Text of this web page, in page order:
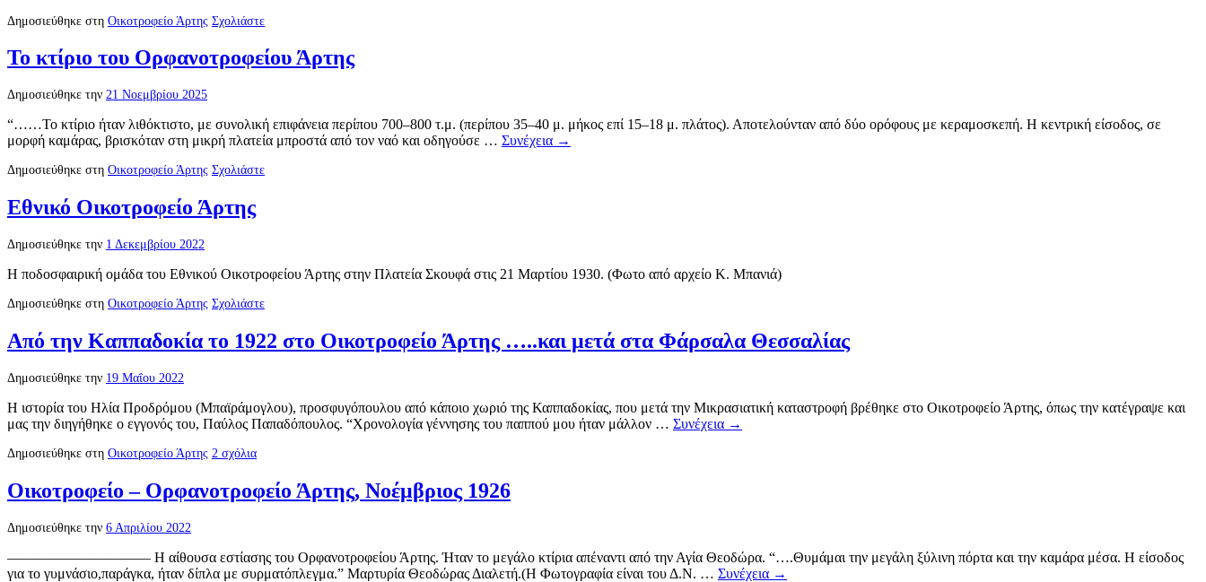
Δημοσιεύθηκε στη Οικοτροφείο Άρτης Σχολιάστε
Το κτίριο του Ορφανοτροφείου Άρτης
Δημοσιεύθηκε την 21 Νοεμβρίου 2025
“……Το κτίριο ήταν λιθόκτιστο, με συνολική επιφάνεια περίπου 700–800 τ.μ. (περίπου 35–40 μ. μήκος επί 15–18 μ. πλάτος). Αποτελούνταν από δύο ορόφους με κεραμοσκεπή. Η κεντρική είσοδος, σε
μορφή καμάρας, βρισκόταν στη μικρή πλατεία μπροστά από τον ναό και οδηγούσε … Συνέχεια →
Δημοσιεύθηκε στη Οικοτροφείο Άρτης Σχολιάστε
Εθνικό Οικοτροφείο Άρτης
Δημοσιεύθηκε την 1 Δεκεμβρίου 2022
Η ποδοσφαιρική ομάδα του Εθνικού Οικοτροφείου Άρτης στην Πλατεία Σκουφά στις 21 Μαρτίου 1930. (Φωτο από αρχείο Κ. Μπανιά)
Δημοσιεύθηκε στη Οικοτροφείο Άρτης Σχολιάστε
Από την Καππαδοκία το 1922 στο Οικοτροφείο Άρτης …..και μετά στα Φάρσαλα Θεσσαλίας
Δημοσιεύθηκε την 19 Μαΐου 2022
Η ιστορία του Ηλία Προδρόμου (Μπαϊράμογλου), προσφυγόπουλου από κάποιο χωριό της Καππαδοκίας, που μετά την Μικρασιατική καταστροφή βρέθηκε στο Οικοτροφείο Άρτης, όπως την κατέγραψε και
μας την διηγήθηκε ο εγγονός του, Παύλος Παπαδόπουλος. “Χρονολογία γέννησης του παππού μου ήταν μάλλον … Συνέχεια →
Δημοσιεύθηκε στη Οικοτροφείο Άρτης 2 σχόλια
Οικοτροφείο – Ορφανοτροφείο Άρτης, Νοέμβριος 1926
Δημοσιεύθηκε την 6 Απριλίου 2022
—————————— Η αίθουσα εστίασης του Ορφανοτροφείου Άρτης. Ήταν το μεγάλο κτίρια απέναντι από την Αγία Θεοδώρα. “….Θυμάμαι την μεγάλη ξύλινη πόρτα και την καμάρα μέσα. Η είσοδος
για το γυμνάσιο,παράγκα, ήταν δίπλα με συρματόπλεγμα.” Μαρτυρία Θεοδώρας Διαλετή.(Η Φωτογραφία είναι του Δ.Ν. … Συνέχεια →